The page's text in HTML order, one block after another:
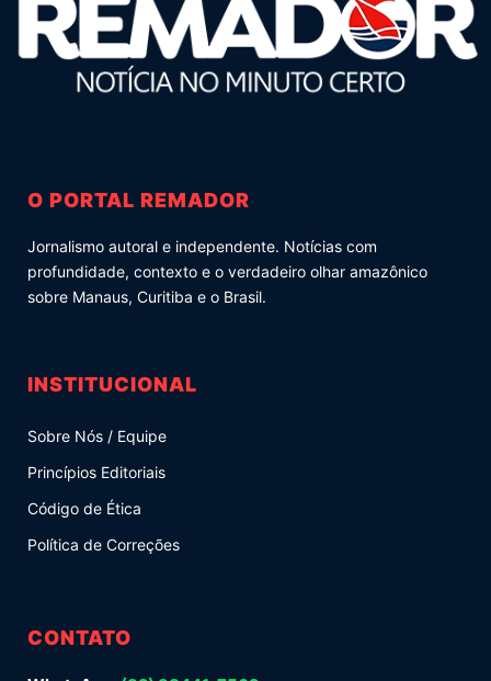
O PORTAL REMADOR
Jornalismo autoral e independente. Notícias com
profundidade, contexto e o verdadeiro olhar amazônico
sobre Manaus, Curitiba e o Brasil.
INSTITUCIONAL
Sobre Nós / Equipe
Princípios Editoriais
Código de Ética
Política de Correções
CONTATO